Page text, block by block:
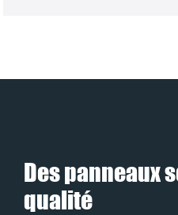
Des panneaux
qualité